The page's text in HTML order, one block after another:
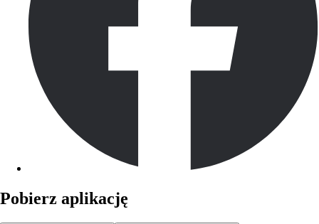
Pobierz aplikację